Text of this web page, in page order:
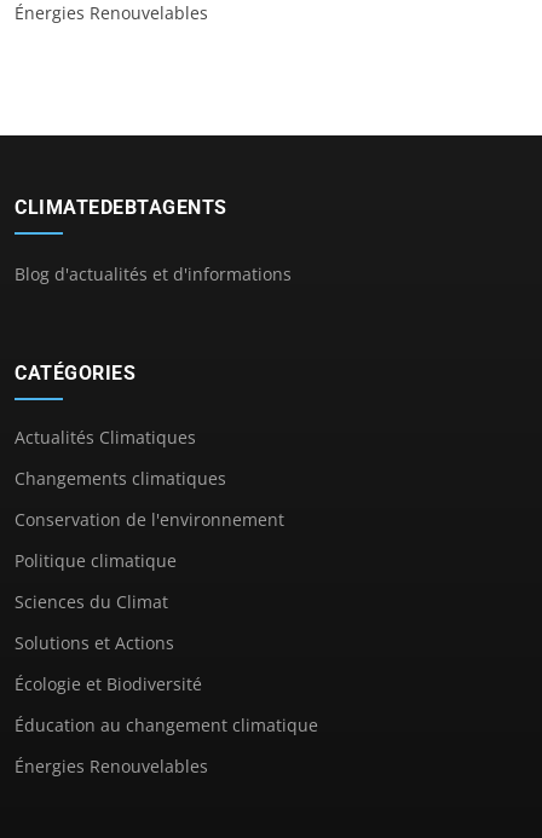
Énergies Renouvelables
CLIMATEDEBTAGENTS
Blog d'actualités et d'informations
CATÉGORIES
Actualités Climatiques
Changements climatiques
Conservation de l'environnement
Politique climatique
Sciences du Climat
Solutions et Actions
Écologie et Biodiversité
Éducation au changement climatique
Énergies Renouvelables